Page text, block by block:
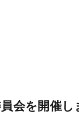
会を開催し